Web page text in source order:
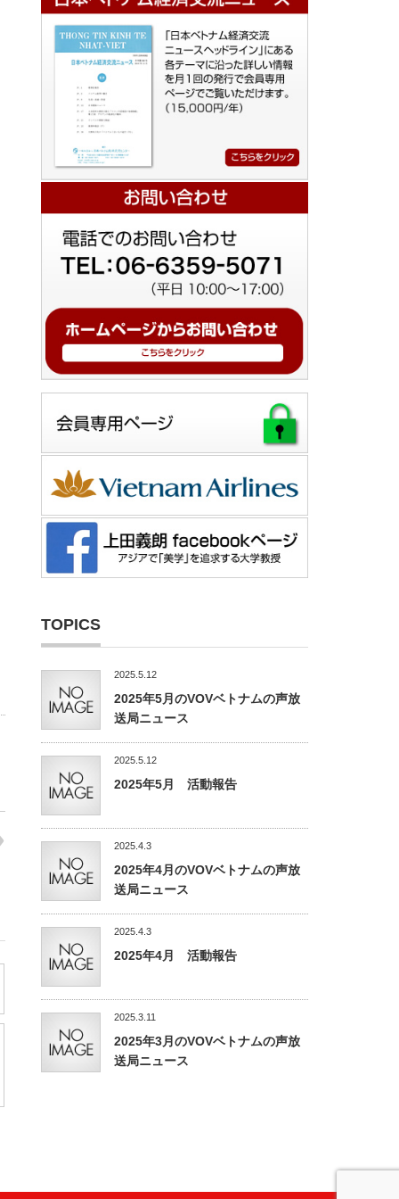
TOPICS
2025.5.12
2025年5月のVOVベトナムの声放
送局ニュース
2025.5.12
2025年5月 活動報告
2025.4.3
2025年4月のVOVベトナムの声放
送局ニュース
2025.4.3
2025年4月 活動報告
2025.3.11
2025年3月のVOVベトナムの声放
送局ニュース